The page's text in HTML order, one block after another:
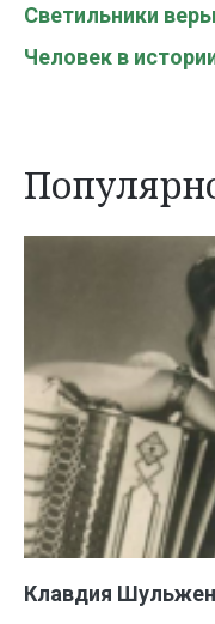
Светильники веры
Человек в
Клавдия